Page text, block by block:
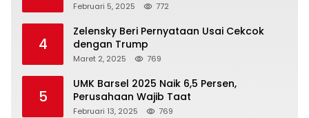
Februari 5, 2025 772
4
Zelensky Beri Pernyataan Usai Cekcok
dengan Trump
Maret 2, 2025 769
5
UMK Barsel 2025 Naik 6,5 Persen,
Perusahaan Wajib Taat
Februari 13, 2025 769